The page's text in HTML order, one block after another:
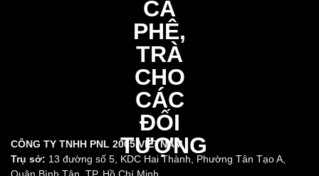
CÔNG TY TNHH PNL 2005 VIETNAM
Trụ sở: 13 đường số 5, KDC Hai Thành, Phường Tân Tạo A,